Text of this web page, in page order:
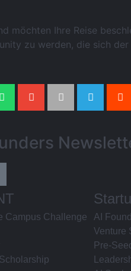
möchten Ihre Reise
zu werden, die sich
Campus Challenge
AI
Venture
Pre-